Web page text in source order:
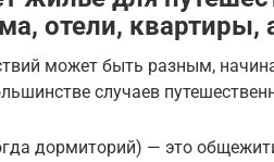
отели, квартиры,
может быть разным,
случаев
дормиторий) — это